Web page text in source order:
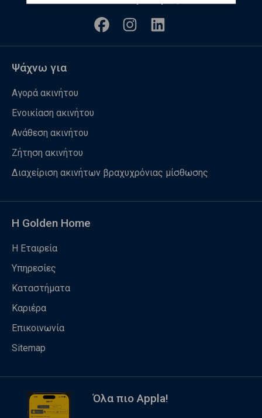
Ψάχνω για
Αγορά ακινήτου
Ενοικίαση ακινήτου
Ανάθεση ακινήτου
Ζήτηση ακινήτου
Διαχείριση ακινήτων βραχυχρόνιας μίσθωσης
Η Golden Home
Η Εταιρεία
Υπηρεσίες
Καταστήματα
Καριέρα
Επικοινωνία
Sitemap
Όλα πιο Appla!